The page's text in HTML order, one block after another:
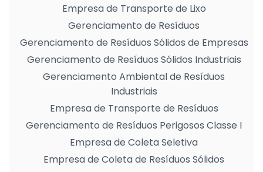
Empresa de Transporte de Lixo
Gerenciamento de Resíduos
Gerenciamento de Resíduos Sólidos de Empresas
Gerenciamento de Resíduos Sólidos Industriais
Gerenciamento Ambiental de Resíduos
Industriais
Empresa de Transporte de Resíduos
Gerenciamento de Resíduos Perigosos Classe I
Empresa de Coleta Seletiva
Empresa de Coleta de Resíduos Sólidos